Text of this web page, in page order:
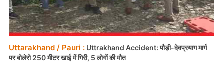
Uttarakhand / Pauri : Uttrakhand Accident: पौड़ी-देवप्रयाग मार्ग
पर बोलेरो 250 मीटर खाई में गिरी, 5 लोगों की मौत